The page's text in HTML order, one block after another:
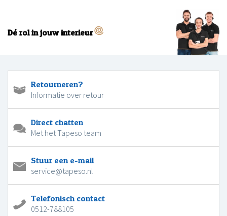
Dé rol in jouw interieur
Retourneren?
Informatie over retour
Direct chatten
Met het Tapeso team
Stuur een e-mail
service@tapeso.nl
Telefonisch contact
0512-788105